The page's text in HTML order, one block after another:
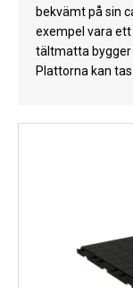
Gas
Vatten
Elartiklar
Restförsäljning
bekvämt på sin
exempel vara
tältmatta bygger
Plattorna kan